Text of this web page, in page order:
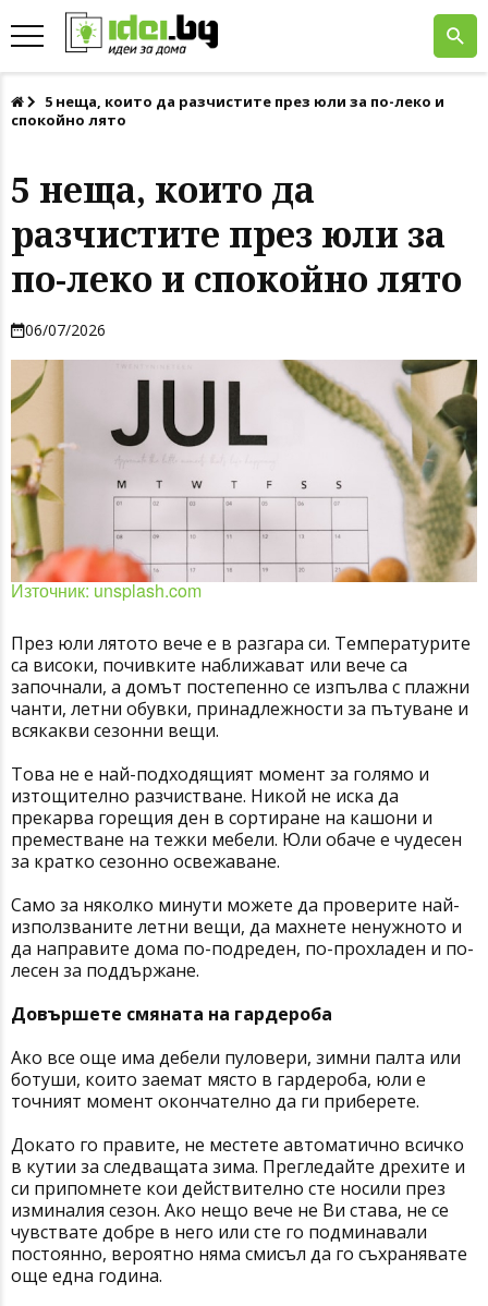
5 неща, които да разчистите през юли за по-леко и
спокойно лято
5 неща, които да
разчистите през юли за
по-леко и спокойно лято
06/07/2026
Източник: unsplash.com
През юли лятото вече е в разгара си. Температурите
са високи, почивките наближават или вече са
започнали, а домът постепенно се изпълва с плажни
чанти, летни обувки, принадлежности за пътуване и
всякакви сезонни вещи.
Това не е най-подходящият момент за голямо и
изтощително разчистване. Никой не иска да
прекарва горещия ден в сортиране на кашони и
преместване на тежки мебели. Юли обаче е чудесен
за кратко сезонно освежаване.
Само за няколко минути можете да проверите най-
използваните летни вещи, да махнете ненужното и
да направите дома по-подреден, по-прохладен и по-
лесен за поддържане.
Довършете смяната на гардероба
Ако все още има дебели пуловери, зимни палта или
ботуши, които заемат място в гардероба, юли е
точният момент окончателно да ги приберете.
Докато го правите, не местете автоматично всичко
в кутии за следващата зима. Прегледайте дрехите и
си припомнете кои действително сте носили през
изминалия сезон. Ако нещо вече не Ви става, не се
чувствате добре в него или сте го подминавали
постоянно, вероятно няма смисъл да го съхранявате
още една година.